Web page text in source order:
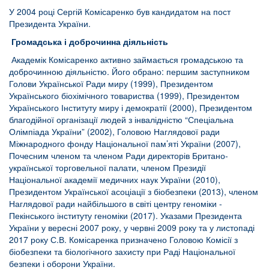
У 2004 році Сергій Комісаренко був кандидатом на пост
Президента України.
Громадська і доброчинна діяльність
Академік Комісаренко активно займається громадською та
доброчинною діяльністю. Його обрано: першим заступником
Голови Української Ради миру (1999), Президентом
Українського біохімічного товариства (1999), Президентом
Українського Інституту миру і демократії (2000), Президентом
благодійної організації людей з інвалідністю “Спеціальна
Олімпіада України” (2002), Головою Наглядової ради
Міжнародного фонду Національної пам’яті України (2007),
Почесним членом та членом Ради директорів Британо-
української торговельної палати, членом Президії
Національної академії медичних наук України (2010),
Президентом Української асоціації з біобезпеки (2013), членом
Наглядової ради найбільшого в світі центру геноміки -
Пекінського інституту геноміки (2017). Указами Президента
України у вересні 2007 року, у червні 2009 року та у листопаді
2017 року С.В. Комісаренка призначено Головою Комісії з
біобезпеки та біологічного захисту при Раді Національної
безпеки і оборони України.